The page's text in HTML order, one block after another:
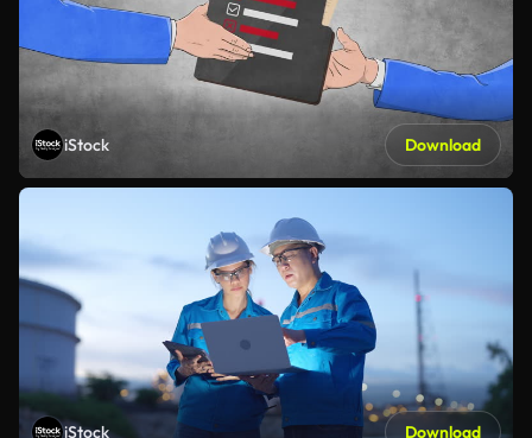
iStock Download
iStock Download